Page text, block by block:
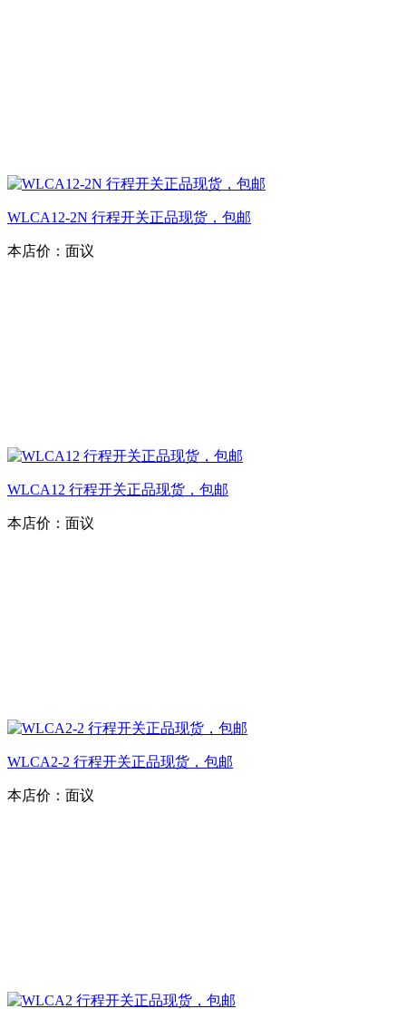
WLCA12-2N 行程开关正品现货，包邮
本店价： 面议
WLCA12 行程开关正品现货，包邮
本店价： 面议
WLCA2-2 行程开关正品现货，包邮
本店价： 面议